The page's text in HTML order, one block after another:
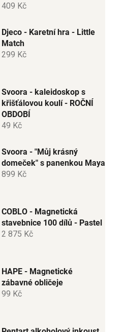
409 Kč
Djeco - Karetní hra - Little
Match
299 Kč
Svoora - kaleidoskop s
křišťálovou koulí - ROČNÍ
OBDOBÍ
49 Kč
Svoora - "Můj krásný
domeček" s panenkou Maya
899 Kč
COBLO - Magnetická
stavebnice 100 dílů - Pastel
2 875 Kč
HAPE - Magnetické
zábavné obličeje
99 Kč